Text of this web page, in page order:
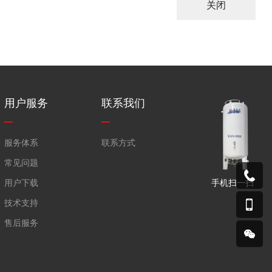
关闭
用户服务
服务体系
常见问题
用户下载
技术支持
售后服务
联系我们
联系方式
手机扫一扫